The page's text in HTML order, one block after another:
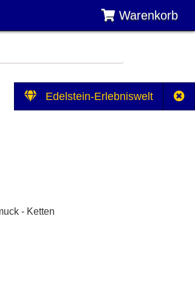
Edelstein-Erlebniswelt
Warenkorb